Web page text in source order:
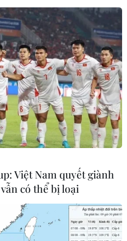
Việt Nam quyết giành
có thể bị loại